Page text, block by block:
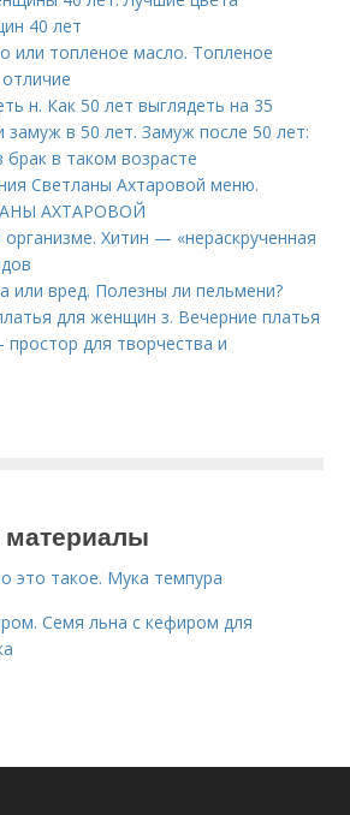
40 лет
или топленое масло. Топленое
н. Как 50 лет выглядеть на 35
в 50 лет. Замуж после 50 лет:
брак в таком возрасте
Светланы Ахтаровой меню.
АХТАРОВОЙ
Хитин — «нераскрученная
или вред. Полезны ли пельмени?
для женщин з. Вечерние платья
для творчества и
это такое. Мука темпура
Семя льна с кефиром для